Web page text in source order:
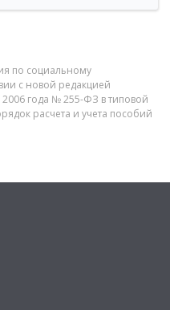
по социальному
с новой редакцией
года № 255-ФЗ в типовой
расчета и учета пособий